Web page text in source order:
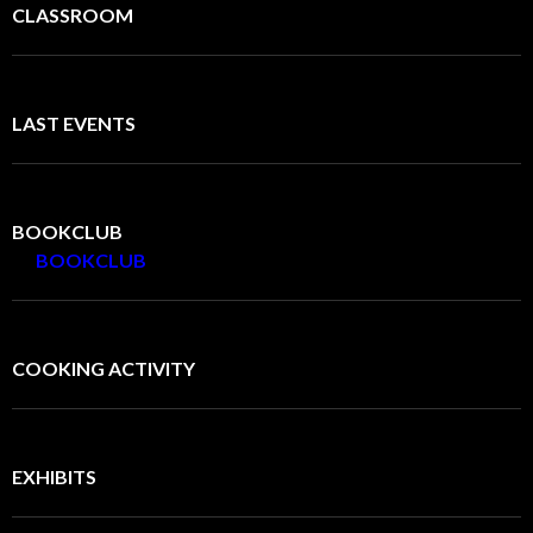
CLASSROOM
LAST EVENTS
BOOKCLUB
BOOKCLUB
COOKING ACTIVITY
EXHIBITS